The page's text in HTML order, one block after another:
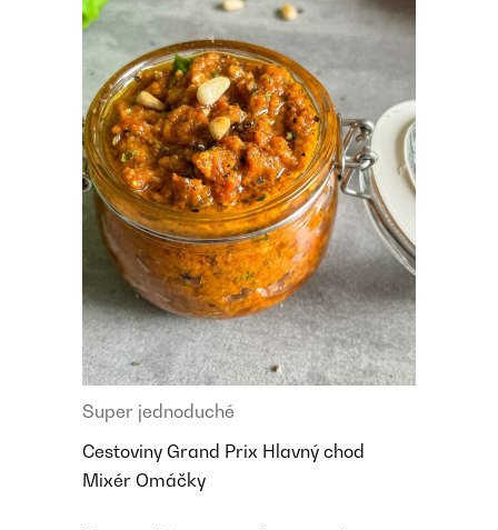
Super jednoduché
Cestoviny Grand Prix Hlavný chod
Mixér Omáčky